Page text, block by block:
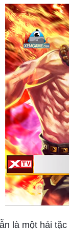
là một hải